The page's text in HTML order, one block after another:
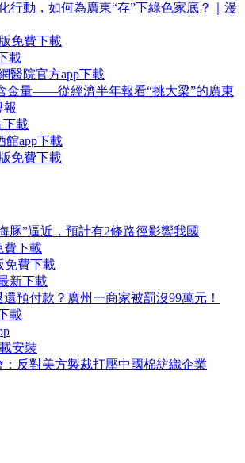
行動，如何為廣東“存”下綠色家底？｜漫
免費下載
載
醫院官方app下載
金量——從經濟半年報看“挑大梁”的廣東
報
下載
館app下載
免費下載
豚”逼近，預計有2條路徑影響我國
費下載
免費下載
新下載
預付款？廣州一商家被罰沒99萬元！
載
安裝
反對美方製裁打壓中國棉紡織企業